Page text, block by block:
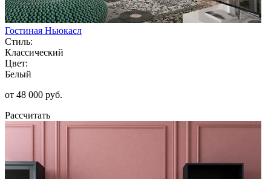
Гостиная Ньюкасл
Стиль:
Классический
Цвет:
Белый
от 48 000 руб.
Рассчитать